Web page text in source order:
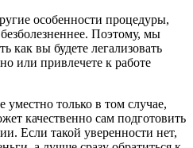
особенности процедуры,
Поэтому, мы
как вы будете легализовать
или привлечете к работе
уместно только в том случае,
качественно сам подготовить
Если такой уверенности нет,